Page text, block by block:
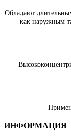
Обладают
как наружным
ИНФОРМАЦИЯ